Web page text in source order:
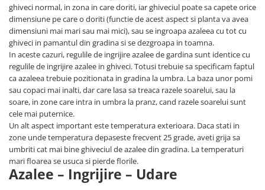
ghiveci normal, in zona in care doriti, iar ghiveciul poate sa capete orice
dimensiune pe care o doriti (functie de acest aspect si planta va avea
dimensiuni mai mari sau mai mici), sau se ingroapa azaleea cu tot cu
ghiveci in pamantul din gradina si se dezgroapa in toamna.
In aceste cazuri, regulile de ingrijire azalee de gardina sunt identice cu
regulile de ingrijire azalee in ghiveci. Totusi trebuie sa specificam faptul
ca azaleea trebuie pozitionata in gradina la umbra. La baza unor pomi
sau copaci mai inalti, dar care lasa sa treaca razele soarelui, sau la
soare, in zone care intra in umbra la pranz, cand razele soarelui sunt
cele mai puternice.
Un alt aspect important este temperatura exterioara. Daca stati in
zone unde temperatura depaseste frecvent 25 grade, aveti grija sa
umbriti cat mai bine ghiveciul de azalee din gradina. La temperaturi
mari floarea se usuca si pierde florile.
Azalee – Ingrijire – Udare